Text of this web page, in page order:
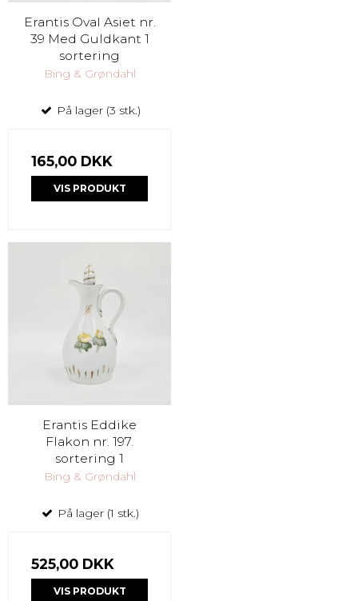
Erantis Oval Asiet nr.
39 Med Guldkant 1
sortering
Bing & Grøndahl
På lager (3 stk.)
165,00 DKK
VIS PRODUKT
Erantis Eddike
Flakon nr. 197.
sortering 1
Bing & Grøndahl
På lager (1 stk.)
525,00 DKK
VIS PRODUKT